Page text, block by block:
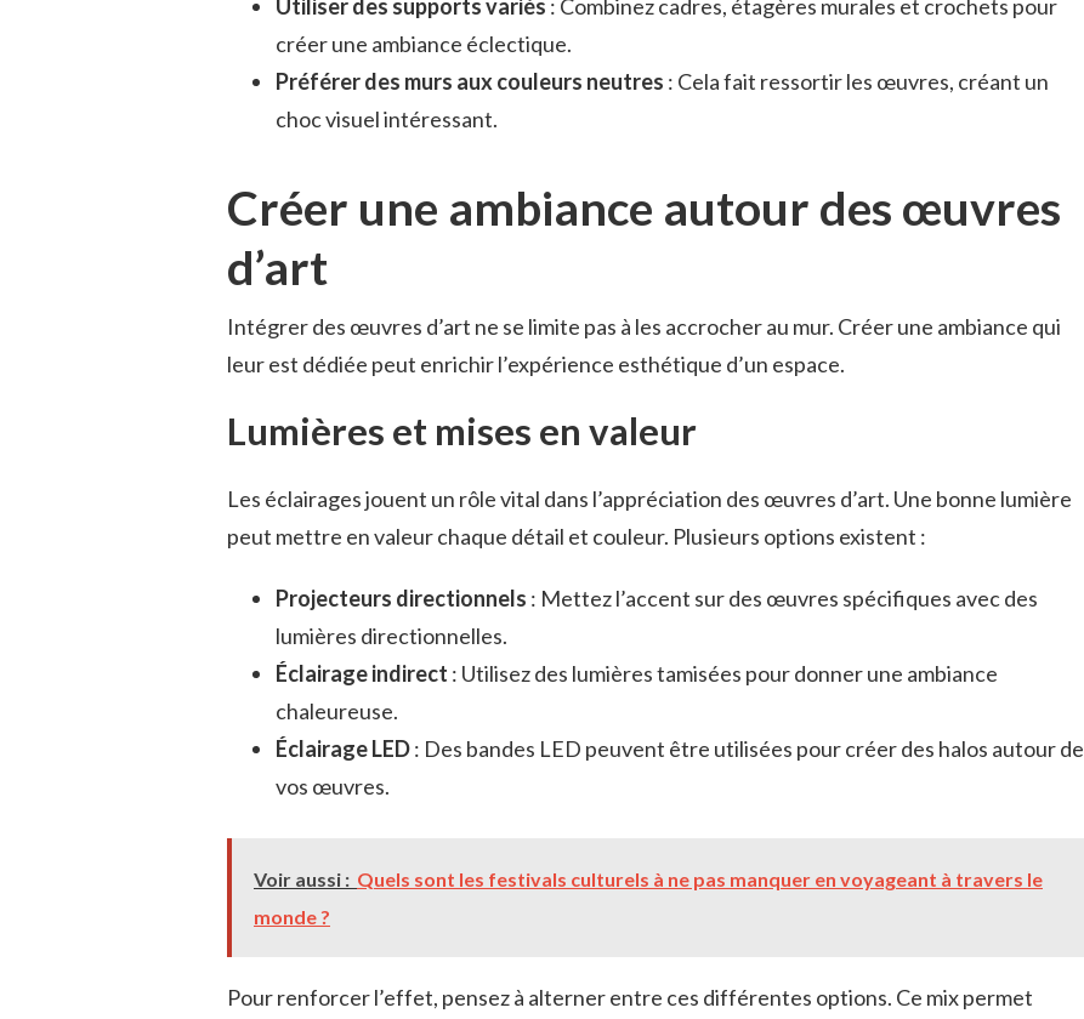
Utiliser des supports variés : Combinez cadres, étagères murales et crochets pour
créer une ambiance éclectique.
Préférer des murs aux couleurs neutres : Cela fait ressortir les œuvres, créant un
choc visuel intéressant.
Créer une ambiance autour des œuvres
d’art
Intégrer des œuvres d’art ne se limite pas à les accrocher au mur. Créer une ambiance qui
leur est dédiée peut enrichir l’expérience esthétique d’un espace.
Lumières et mises en valeur
Les éclairages jouent un rôle vital dans l’appréciation des œuvres d’art. Une bonne lumière
peut mettre en valeur chaque détail et couleur. Plusieurs options existent :
Projecteurs directionnels : Mettez l’accent sur des œuvres spécifiques avec des
lumières directionnelles.
Éclairage indirect : Utilisez des lumières tamisées pour donner une ambiance
chaleureuse.
Éclairage LED: Des bandes LED peuvent être utilisées pour créer des halos autour de
vos œuvres.
Voir aussi : Quels sont les festivals culturels à ne pas manquer en voyageant à travers le
monde ?
Pour renforcer l’effet, pensez à alterner entre ces différentes options. Ce mix permet